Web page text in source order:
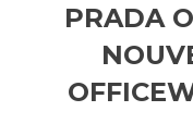
PRADA